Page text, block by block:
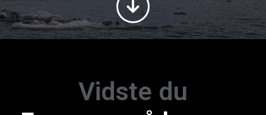
Vidste du